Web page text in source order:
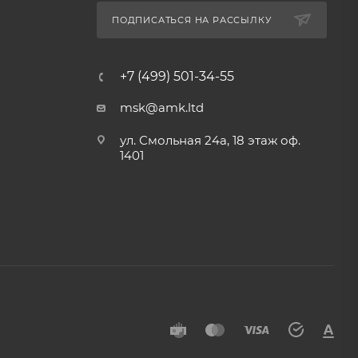
ПОДПИСАТЬСЯ НА РАССЫЛКУ
+7 (499) 501-34-55
msk@amk.ltd
ул. Смольная 24а, 18 этаж оф.
1401